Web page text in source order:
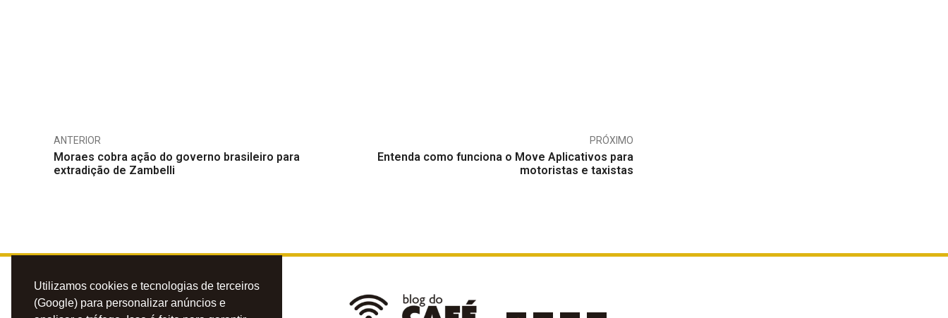
Utilizamos cookies e tecnologias de terceiros
(Google) para personalizar anúncios e
ANTERIOR
Moraes cobra ação do governo brasileiro para
extradição de Zambelli
PRÓXIMO
Entenda como funciona o Move Aplicativos para
motoristas e taxistas